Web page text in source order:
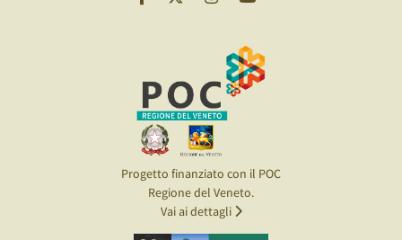
Progetto finanziato con il POC
Regione del Veneto.
Vai ai dettagli